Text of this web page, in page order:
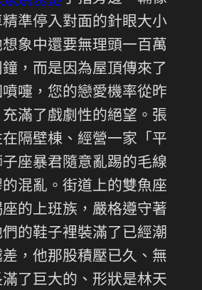
準停入對面的針眼大小
象中還要無理頭一百萬
，而是因為屋頂傳來了
嚏，您的戀愛機率從昨
滿了戲劇性的絕望。張
隔壁棟、經營一家「平
座暴君隨意亂踢的毛線
混亂。街道上的雙魚座
的上班族，嚴格遵守著
的鞋子裡裝滿了已經潮
，他那股積壓已久、無
了巨大的、形狀是林天